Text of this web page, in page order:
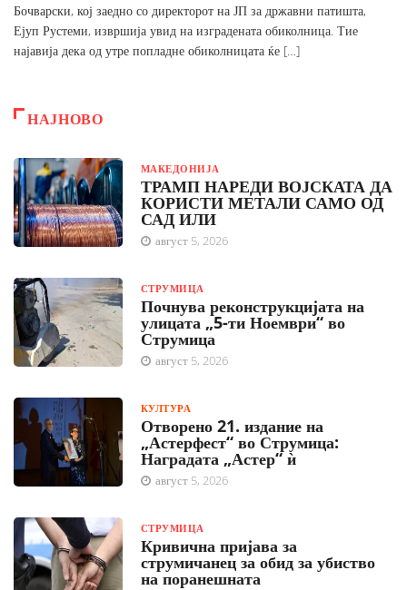
Бочварски, кој заедно со директорот на ЈП за државни патишта,
Ејуп Рустеми, извршија увид на изградената обиколница. Тие
најавија дека од утре попладне обиколницата ќе […]
НАЈНОВО
МАКЕДОНИЈА
ТРАМП НАРЕДИ ВОЈСКАТА ДА
КОРИСТИ МЕТАЛИ САМО ОД
САД ИЛИ
август 5, 2026
СТРУМИЦА
Почнува реконструкцијата на
улицата „5-ти Ноември“ во
Струмица
август 5, 2026
КУЛТУРА
Отворено 21. издание на
„Астерфест“ во Струмица:
Наградата „Астер“ ѝ
август 5, 2026
СТРУМИЦА
Кривична пријава за
струмичанец за обид за убиство
на поранешната